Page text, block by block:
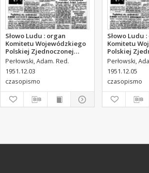
Słowo Ludu : organ
Komitetu Wojewódzkiego
Polskiej Zjednoczonej
Partii Robotniczej, 1951,
R.3, nr 312
Perłowski, Adam. Red.
1951.12.03
czasopismo
Słowo Ludu
Komitetu
Polskiej
Partii
R.3, nr 314
Perłowski,
1951.12.05
czasopismo